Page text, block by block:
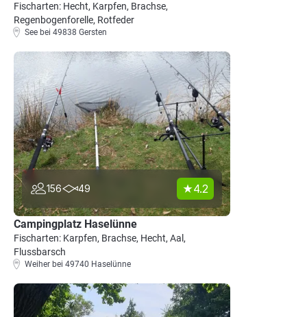
Fischarten: Hecht, Karpfen, Brachse,
Regenbogenforelle, Rotfeder
See bei 49838 Gersten
156 49 4.2
Campingplatz Haselünne
Fischarten: Karpfen, Brachse, Hecht, Aal,
Flussbarsch
Weiher bei 49740 Haselünne